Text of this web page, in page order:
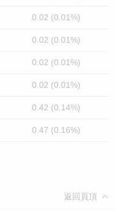
0.02 (0.01%)
0.02 (0.01%)
0.02 (0.01%)
0.02 (0.01%)
0.42 (0.14%)
0.47 (0.16%)
返回頁頂